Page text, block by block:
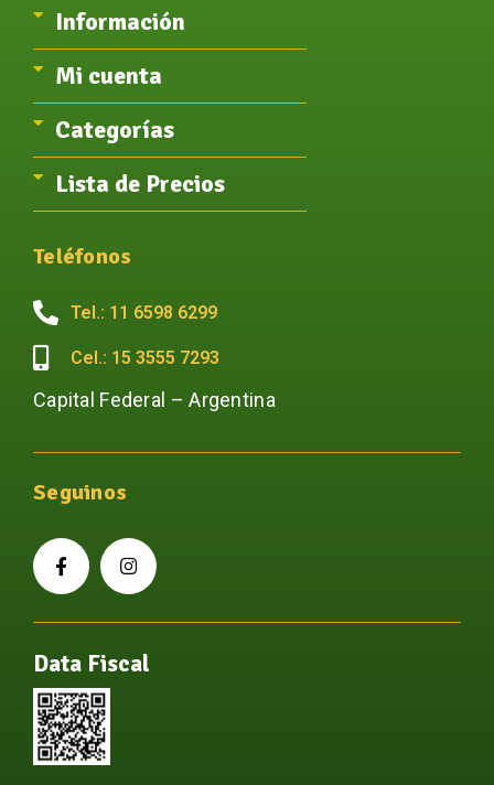
Información
Mi cuenta
Categorías
Lista de Precios
Teléfonos
Tel.: 11 6598 6299
Cel.: 15 3555 7293
Capital Federal – Argentina
Seguinos
Data Fiscal